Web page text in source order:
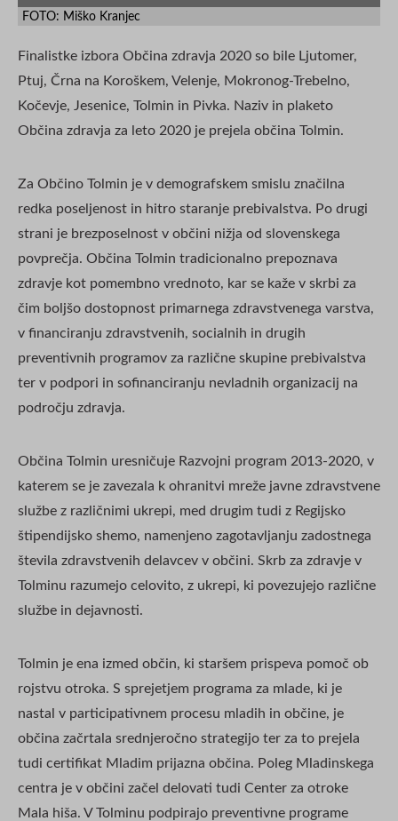
FOTO: Miško Kranjec
Finalistke izbora Občina zdravja 2020 so bile Ljutomer,
Ptuj, Črna na Koroškem, Velenje, Mokronog-Trebelno,
Kočevje, Jesenice, Tolmin in Pivka. Naziv in plaketo
Občina zdravja za leto 2020 je prejela občina Tolmin.
Za Občino Tolmin je v demografskem smislu značilna
redka poseljenost in hitro staranje prebivalstva. Po drugi
strani je brezposelnost v občini nižja od slovenskega
povprečja. Občina Tolmin tradicionalno prepoznava
zdravje kot pomembno vrednoto, kar se kaže v skrbi za
čim boljšo dostopnost primarnega zdravstvenega varstva,
v financiranju zdravstvenih, socialnih in drugih
preventivnih programov za različne skupine prebivalstva
ter v podpori in sofinanciranju nevladnih organizacij na
področju zdravja.
Občina Tolmin uresničuje Razvojni program 2013-2020, v
katerem se je zavezala k ohranitvi mreže javne zdravstvene
službe z različnimi ukrepi, med drugim tudi z Regijsko
štipendijsko shemo, namenjeno zagotavljanju zadostnega
števila zdravstvenih delavcev v občini. Skrb za zdravje v
Tolminu razumejo celovito, z ukrepi, ki povezujejo različne
službe in dejavnosti.
Tolmin je ena izmed občin, ki staršem prispeva pomoč ob
rojstvu otroka. S sprejetjem programa za mlade, ki je
nastal v participativnem procesu mladih in občine, je
občina začrtala srednjeročno strategijo ter za to prejela
tudi certifikat Mladim prijazna občina. Poleg Mladinskega
centra je v občini začel delovati tudi Center za otroke
Mala hiša. V Tolminu podpirajo preventivne programe